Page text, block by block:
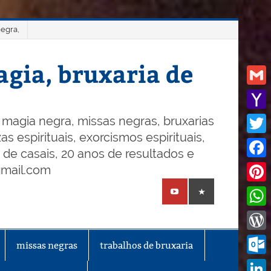
bruxaria de
negra, missas negras, bruxarias
espirituais, exorcismos espirituais,
casais, 20 anos de resultados e
missas negras trabalhos de bruxaria
Gmail
Mail